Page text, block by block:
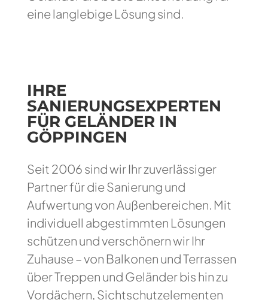
eine langlebige Lösung sind.
IHRE
SANIERUNGSEXPERTEN
FÜR GELÄNDER IN
GÖPPINGEN
Seit 2006 sind wir Ihr zuverlässiger
Partner für die Sanierung und
Aufwertung von Außenbereichen. Mit
individuell abgestimmten Lösungen
schützen und verschönern wir Ihr
Zuhause – von Balkonen und Terrassen
über Treppen und Geländer bis hin zu
Vordächern, Sichtschutzelementen